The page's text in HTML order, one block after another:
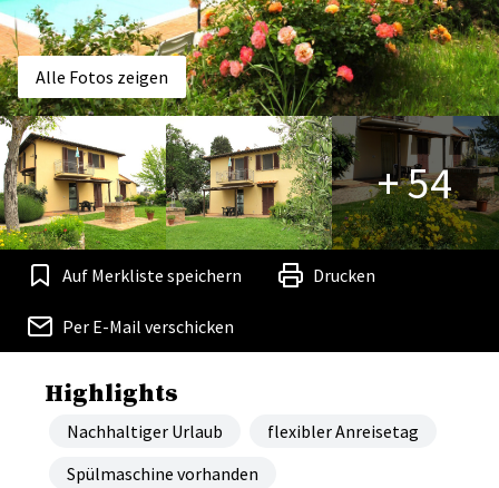
Alle Fotos zeigen
+ 54
Auf Merkliste speichern Drucken
Per E-Mail verschicken
Highlights
Nachhaltiger Urlaub
flexibler Anreisetag
Spülmaschine vorhanden